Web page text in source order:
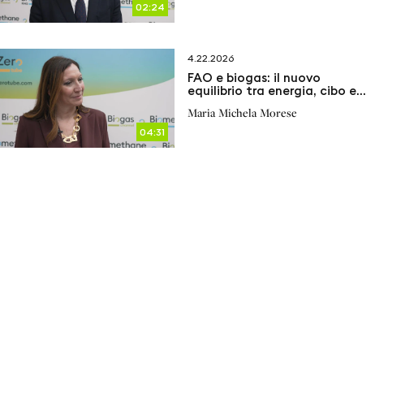
02:24
04:31
4.22.2026
FAO e biogas: il nuovo
equilibrio tra energia, cibo e
Maria Michela Morese